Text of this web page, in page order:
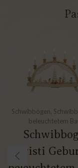
Schwibbögen,
beleuchtetem
Christi